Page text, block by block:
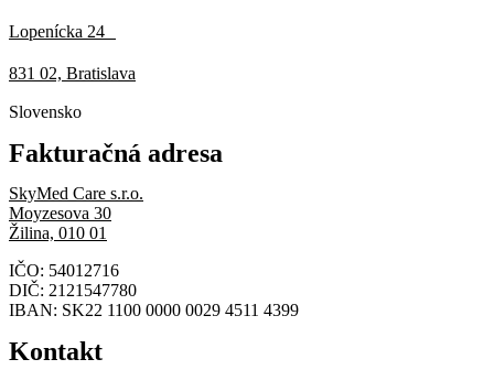
Lopenícka 24
831 02, Bratislava
Slovensko
Fakturačná adresa
SkyMed Care s.r.o.
Moyzesova 30
Žilina, 010 01
IČO: 54012716
DIČ: 2121547780
IBAN: SK22 1100 0000 0029 4511 4399
Kontakt